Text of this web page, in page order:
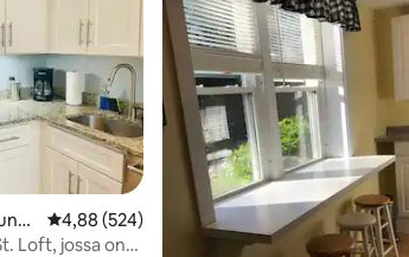
Keskimääräinen arvio 4,88/5, 524 arvostelua
4,88 (524)
Loft, jossa on